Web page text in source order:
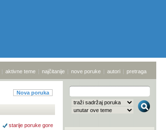
| aktivne teme | najčitanije | nove poruke | autori | pretraga
Nova poruka
starije poruke gore